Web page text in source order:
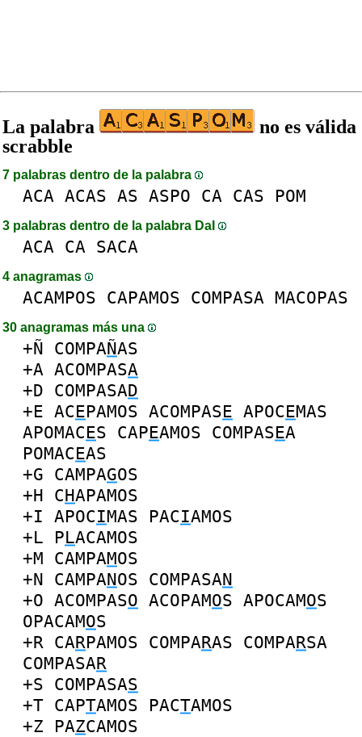
La palabra
no es válida
scrabble
7 palabras dentro de la palabra
ACA ACAS AS ASPO CA CAS POM
3 palabras dentro de la palabra DaI
ACA CA SACA
4 anagramas
ACAMPOS CAPAMOS COMPASA MACOPAS
30 anagramas más una
+Ñ COMPAÑAS
+A ACOMPASA
+D COMPASAD
+E ACEPAMOS ACOMPASE APOCEMAS
APOMACES CAPEAMOS COMPASEA
POMACEAS
+G CAMPAGOS
+H CHAPAMOS
+I APOCIMAS PACIAMOS
+L PLACAMOS
+M CAMPAMOS
+N CAMPANOS COMPASAN
+O ACOMPASO ACOPAMOS APOCAMOS
OPACAMOS
+R CARPAMOS COMPARAS COMPARSA
COMPASAR
+S COMPASAS
+T CAPTAMOS PACTAMOS
+Z PAZCAMOS